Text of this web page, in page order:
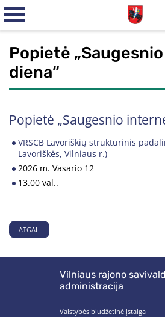
Popietė
diena“
Popietė „Saugesnio
VRSCB Lavoriškių struktūrinis
Lavoriškės, Vilniaus r.)
2026 m. Vasario 12
13.00 val..
ATGAL
Vilniaus rajono
administracija
Valstybės biudžetinė įstaiga